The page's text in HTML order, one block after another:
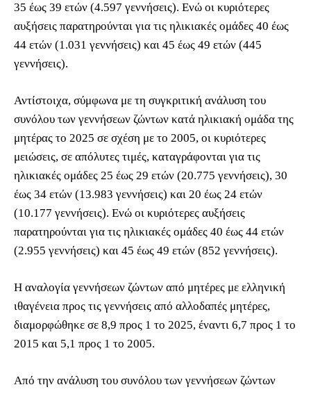
35 έως 39 ετών (4.597 γεννήσεις). Ενώ οι κυριότερες
αυξήσεις παρατηρούνται για τις ηλικιακές ομάδες 40 έως
44 ετών (1.031 γεννήσεις) και 45 έως 49 ετών (445
γεννήσεις).
Αντίστοιχα, σύμφωνα με τη συγκριτική ανάλυση του
συνόλου των γεννήσεων ζώντων κατά ηλικιακή ομάδα της
μητέρας το 2025 σε σχέση με το 2005, οι κυριότερες
μειώσεις, σε απόλυτες τιμές, καταγράφονται για τις
ηλικιακές ομάδες 25 έως 29 ετών (20.775 γεννήσεις), 30
έως 34 ετών (13.983 γεννήσεις) και 20 έως 24 ετών
(10.177 γεννήσεις). Ενώ οι κυριότερες αυξήσεις
παρατηρούνται για τις ηλικιακές ομάδες 40 έως 44 ετών
(2.955 γεννήσεις) και 45 έως 49 ετών (852 γεννήσεις).
Η αναλογία γεννήσεων ζώντων από μητέρες με ελληνική
ιθαγένεια προς τις γεννήσεις από αλλοδαπές μητέρες,
διαμορφώθηκε σε 8,9 προς 1 το 2025, έναντι 6,7 προς 1 το
2015 και 5,1 προς 1 το 2005.
Από την ανάλυση του συνόλου των γεννήσεων ζώντων